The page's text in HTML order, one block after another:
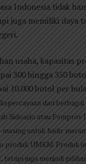
Indonesia tidak
juga memiliki daya
usaha, kapasitas
300 hingga 350
10.000 botol per
dari berbagai
Sidoarjo atau Pemprov
untuk hadir
produk UMKM. Produk
tetapi juga menjadi